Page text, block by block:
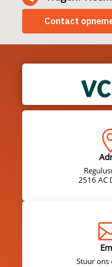
Contact
2516 AC
Stuur ons